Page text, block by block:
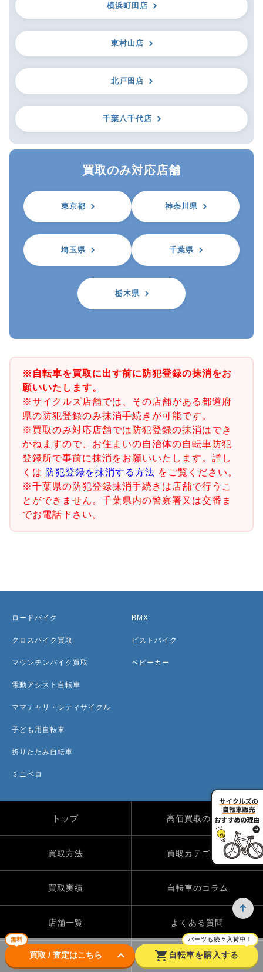
横浜町田店
東村山店
北戸田店
千葉八千代店
買取のみ対応店舗
東京都 神奈川県
埼玉県 千葉県
栃木県
※自転車を買取に出す前に防犯登録の抹消をお
願いいたします。
※サイクルズ店舗では、その店舗がある都道府
県の防犯登録のみ抹消手続きが可能です。
※買取のみ対応店舗では防犯登録の抹消はでき
かねますので、お住まいの自治体の自転車防犯
登録所で事前に抹消をお願いいたします。詳し
くは 防犯登録を抹消する方法 をご覧ください。
※千葉県の防犯登録抹消手続きは店舗で行うこ
とができません。千葉県内の警察署又は交番ま
でお電話下さい。
無料
買取 / 査定はこちら keyboard_arrow_down shopping_cart
パーツも続々入荷中！
自転車を購入する
ロードバイク
クロスバイク買取
マウンテンバイク買取
電動アシスト自転車
ママチャリ・シティサイクル
子ども用自転車
折りたたみ自転車
ミニベロ
BMX
ピストバイク
ベビーカー
トップ 高価買取のワケ
買取方法 買取カテゴリー
買取実績 自転車のコラム
店舗一覧 よくある質問
Instagram X